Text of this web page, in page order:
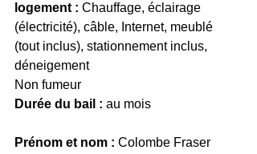
logement : Chauffage, éclairage
(électricité), câble, Internet, meublé
(tout inclus), stationnement inclus,
déneigement
Non fumeur
Durée du bail : au mois
Prénom et nom : Colombe Fraser